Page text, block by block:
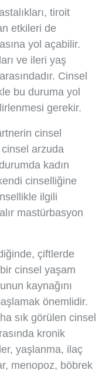
tiroit
etkileri de
yol açabilir.
ve ileri yaş
Cinsel
bu duruma yol
gerekir.
cinsel
cinsel arzuda
kadın
cinselliğine
ilgili
mastürbasyon
çiftlerde
cinsel yaşam
kaynağını
önemlidir.
sık görülen cinsel
kronik
yaşlanma, ilaç
menopoz, böbrek